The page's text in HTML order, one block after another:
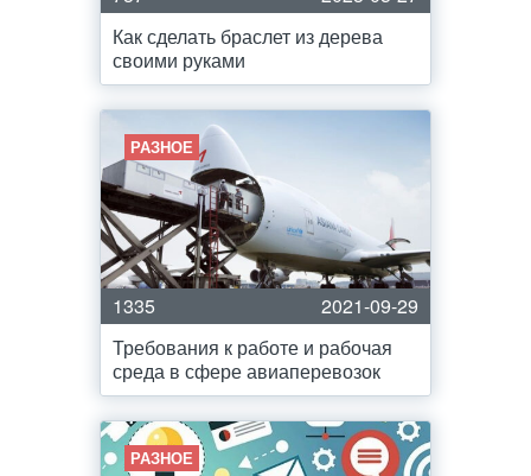
Как сделать браслет из дерева
своими руками
РАЗНОЕ
1335
2021-09-29
Требования к работе и рабочая
среда в сфере авиаперевозок
РАЗНОЕ